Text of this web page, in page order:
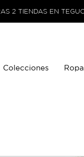
2 TIENDAS EN
Colecciones Ropa